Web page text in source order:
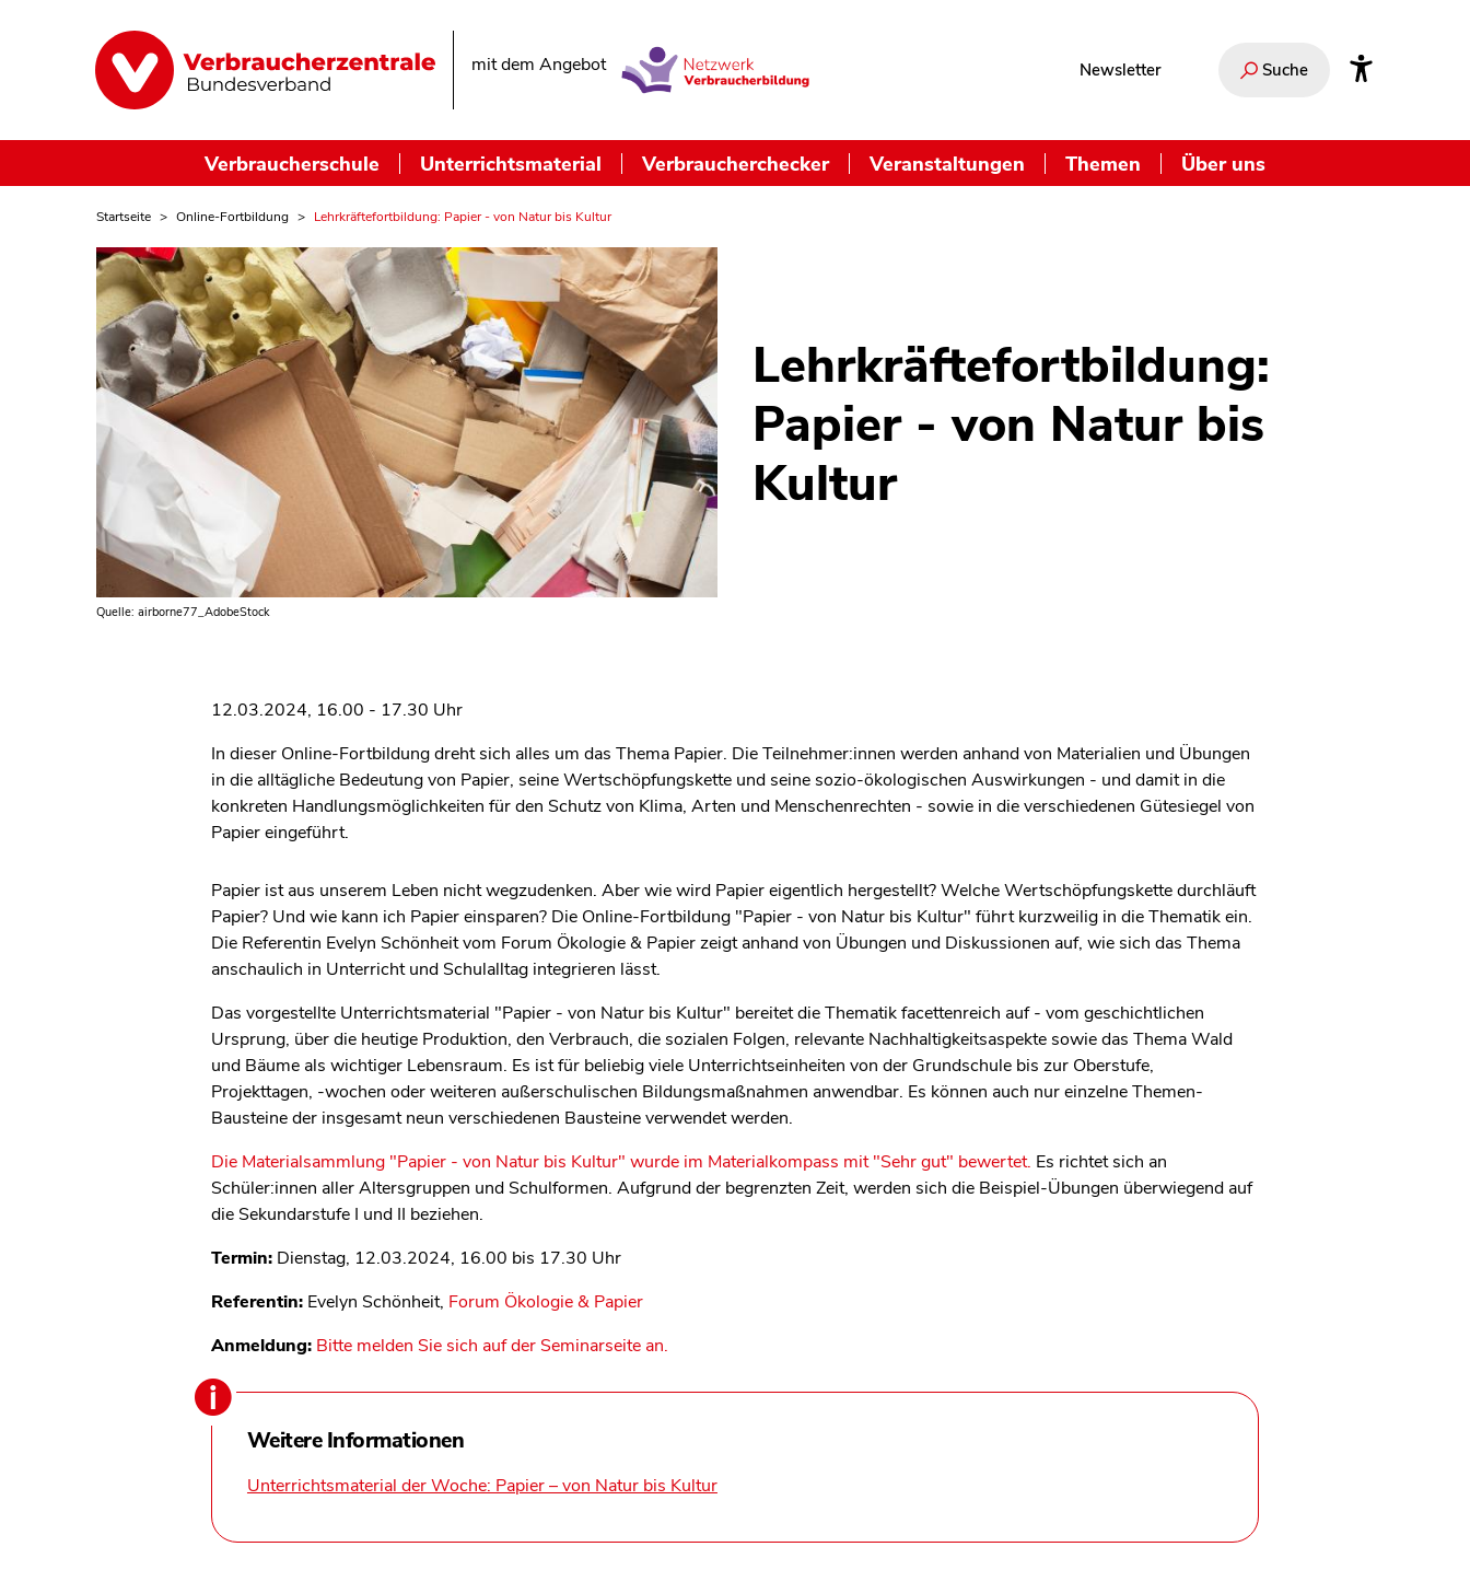
mit dem Angebot Newsletter Suche
Verbraucherschule Unterrichtsmaterial Verbraucherchecker Veranstaltungen Themen Über uns
Startseite Online-Fortbildung Lehrkräftefortbildung: Papier - von Natur bis Kultur
Quelle: airborne77_AdobeStock
Lehrkräftefortbildung:
Papier - von Natur bis
Kultur
12.03.2024, 16.00 - 17.30 Uhr
In dieser Online-Fortbildung dreht sich alles um das Thema Papier. Die Teilnehmer:innen werden anhand von Materialien und Übungen
in die alltägliche Bedeutung von Papier, seine Wertschöpfungskette und seine sozio-ökologischen Auswirkungen - und damit in die
konkreten Handlungsmöglichkeiten für den Schutz von Klima, Arten und Menschenrechten - sowie in die verschiedenen Gütesiegel von
Papier eingeführt.
Papier ist aus unserem Leben nicht wegzudenken. Aber wie wird Papier eigentlich hergestellt? Welche Wertschöpfungskette durchläuft
Papier? Und wie kann ich Papier einsparen? Die Online-Fortbildung "Papier - von Natur bis Kultur" führt kurzweilig in die Thematik ein.
Die Referentin Evelyn Schönheit vom Forum Ökologie & Papier zeigt anhand von Übungen und Diskussionen auf, wie sich das Thema
anschaulich in Unterricht und Schulalltag integrieren lässt.
Das vorgestellte Unterrichtsmaterial "Papier - von Natur bis Kultur" bereitet die Thematik facettenreich auf - vom geschichtlichen
Ursprung, über die heutige Produktion, den Verbrauch, die sozialen Folgen, relevante Nachhaltigkeitsaspekte sowie das Thema Wald
und Bäume als wichtiger Lebensraum. Es ist für beliebig viele Unterrichtseinheiten von der Grundschule bis zur Oberstufe,
Projekttagen, -wochen oder weiteren außerschulischen Bildungsmaßnahmen anwendbar. Es können auch nur einzelne Themen-
Bausteine der insgesamt neun verschiedenen Bausteine verwendet werden.
Die Materialsammlung "Papier - von Natur bis Kultur" wurde im Materialkompass mit "Sehr gut" bewertet. Es richtet sich an
Schüler:innen aller Altersgruppen und Schulformen. Aufgrund der begrenzten Zeit, werden sich die Beispiel-Übungen überwiegend auf
die Sekundarstufe I und II beziehen.
Termin: Dienstag, 12.03.2024, 16.00 bis 17.30 Uhr
Referentin:Evelyn Schönheit, Forum Ökologie & Papier
Anmeldung: Bitte melden Sie sich auf der Seminarseite an.
Weitere Informationen
Unterrichtsmaterial der Woche: Papier – von Natur bis Kultur